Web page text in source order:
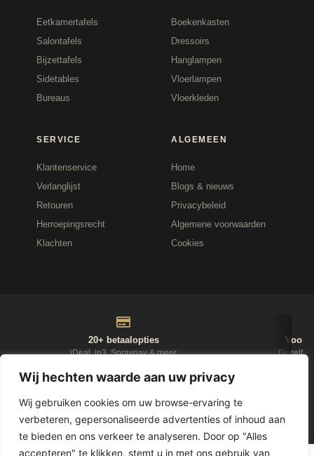
Wij hechten waarde aan uw privacy
Wij gebruiken cookies om uw browse-ervaring te
verbeteren, gepersonaliseerde advertenties of inhoud aan
te bieden en ons verkeer te analyseren. Door op "Alles
accepteren" te klikken, stemt u in met ons gebruik van
Eetkamertafels
Salontafels
Bijzettafels
Sidetables
Bureaus
Boekenkasten
Dressoirs
Hanglampen
Vloerlampen
Vloerkleden
SERVICE
Klantenservice
Verlanglijst
Retouren
Herroepingsrecht
Klachten
ALGEMEEN
Home
Blogs & nieuws
Privacybeleid
Algemene voorwaarden
Cookies
20+ betaalopties
iDeal, in3, Spraypay & meer
Voor
NIEUWSBRIEF